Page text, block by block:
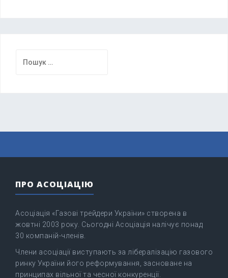
ПРО АСОЦІАЦІЮ
Асоціація «Газові трейдери України» створена в
жовтні 2003 року. Сьогодні Асоціація налічує понад
30 компаній-членів.
Члени асоціації виступають за лібералізацію газового
ринку України його реформування, засноване на
принципах вільної та чесної конкуренції.